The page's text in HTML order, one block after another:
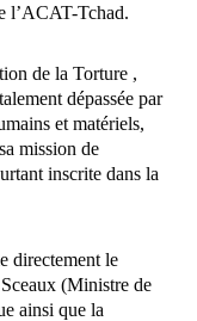
l’ACAT-Tchad.
de la Torture ,
dépassée par
et matériels,
mission de
inscrite dans la
directement le
(Ministre de
ainsi que la